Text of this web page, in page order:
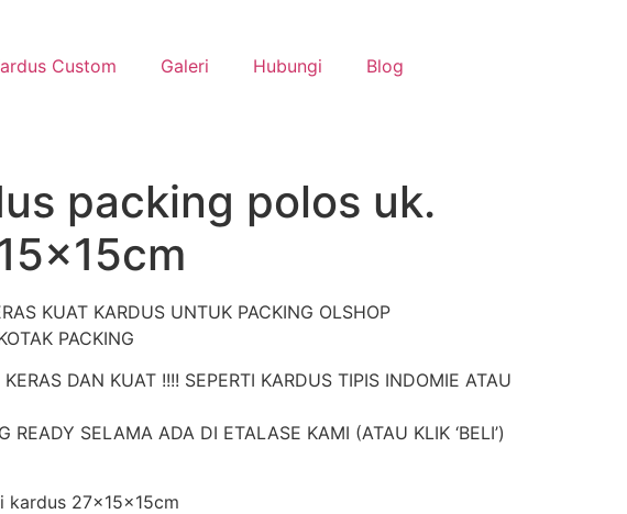
Custom Galeri Hubungi Blog
packing polos uk.
KUAT KARDUS UNTUK PACKING OLSHOP
PACKING
DAN KUAT !!!! SEPERTI KARDUS TIPIS INDOMIE ATAU
READY SELAMA ADA DI ETALASE KAMI (ATAU KLIK ‘BELI’)
kardus 27x15x15cm